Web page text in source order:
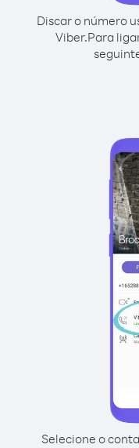
Discar o número
Viber.Para
Selecione o